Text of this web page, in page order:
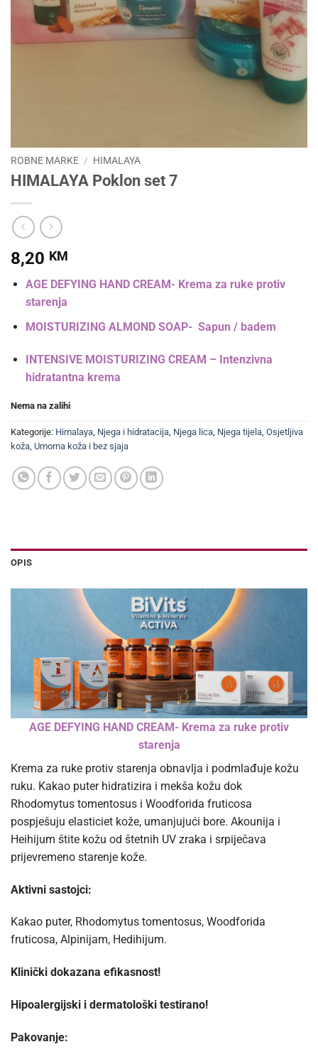
ROBNE MARKE / HIMALAYA
HIMALAYA Poklon set 7
8,20 KM
AGE DEFYING HAND CREAM- Krema za ruke protiv
starenja
MOISTURIZING ALMOND SOAP- Sapun / badem
INTENSIVE MOISTURIZING CREAM – Intenzivna
hidratantna krema
Nema na zalihi
Kategorije: Himalaya, Njega i hidratacija, Njega lica, Njega tijela, Osjetljiva
koža, Umorna koža i bez sjaja
OPIS
AGE DEFYING HAND CREAM- Krema za ruke protiv
starenja
Krema za ruke protiv starenja obnavlja i podmlađuje kožu
ruku. Kakao puter hidratizira i mekša kožu dok
Rhodomytus tomentosus i Woodforida fruticosa
pospješuju elasticiet kože, umanjujući bore. Akounija i
Heihijum štite kožu od štetnih UV zraka i srpiječava
prijevremeno starenje kože.
Aktivni sastojci:
Kakao puter, Rhodomytus tomentosus, Woodforida
fruticosa, Alpinijam, Hedihijum.
Klinički dokazana efikasnost!
Hipoalergijski i dermatološki testirano!
Pakovanje: